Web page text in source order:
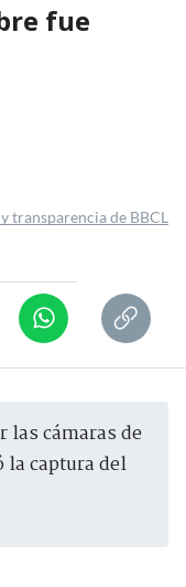
fue
transparencia de BBCL
captura del